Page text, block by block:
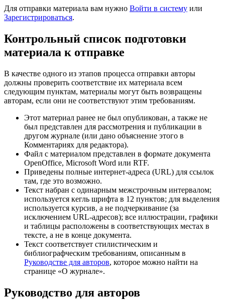
Для отправки материала вам нужно Войти в систему или
Зарегистрироваться.
Контрольный список подготовки
материала к отправке
В качестве одного из этапов процесса отправки авторы
должны проверить соответствие их материала всем
следующим пунктам, материалы могут быть возвращены
авторам, если они не соответствуют этим требованиям.
Этот материал ранее не был опубликован, а также не
был представлен для рассмотрения и публикации в
другом журнале (или дано объяснение этого в
Комментариях для редактора).
Файл с материалом представлен в формате документа
OpenOffice, Microsoft Word или RTF.
Приведены полные интернет-адреса (URL) для ссылок
там, где это возможно.
Текст набран с одинарным межстрочным интервалом;
используется кегль шрифта в 12 пунктов; для выделения
используется курсив, а не подчеркивание (за
исключением URL-адресов); все иллюстрации, графики
и таблицы расположены в соответствующих местах в
тексте, а не в конце документа.
Текст соответствует стилистическим и
библиографческим требованиям, описанным в
Руководстве для авторов, которое можно найти на
странице «О журнале».
Руководство для авторов